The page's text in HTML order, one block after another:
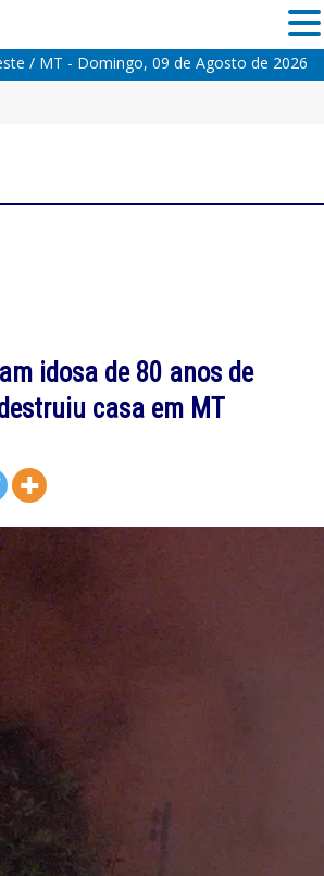
/ MT - Domingo, 09 de Agosto de 2026
idosa de 80 anos de
casa em MT